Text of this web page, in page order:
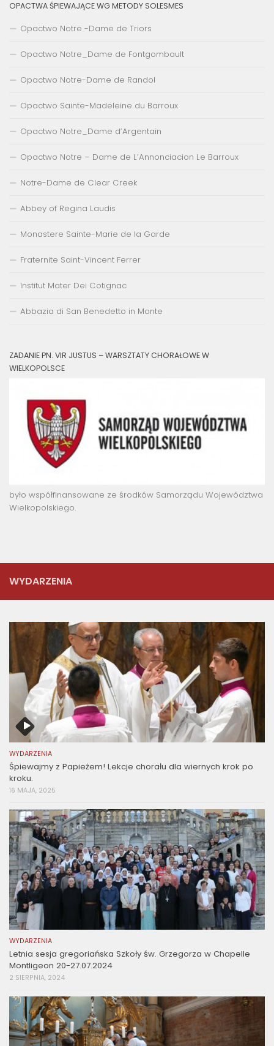
OPACTWA ŚPIEWAJĄCE WG METODY SOLESMES
Opactwo Notre -Dame de Triors
Opactwo Notre_Dame de Fontgombault
Opactwo Notre-Dame de Randol
Opactwo Sainte-Madeleine du Barroux
Opactwo Notre_Dame d’Argentain
Opactwo Notre – Dame de L’Annonciacion Le Barroux
Notre-Dame de Clear Creek
Abbey of Regina Laudis
Monastere Sainte-Marie de la Garde
Fraternite Saint-Vincent Ferrer
Institut Mater Dei Cotignac
Abbazia di San Benedetto in Monte
ZADANIE PN. VIR JUSTUS – WARSZTATY CHORAŁOWE W
WIELKOPOLSCE
było współfinansowane ze środków Samorządu Województwa
Wielkopolskiego.
WYDARZENIA
WYDARZENIA
Śpiewajmy z Papieżem! Lekcje chorału dla wiernych krok po
kroku.
16 MAJA, 2025
WYDARZENIA
Letnia sesja gregoriańska Szkoły św. Grzegorza w Chapelle
Montligeon 20-27.07.2024
2 SIERPNIA, 2024